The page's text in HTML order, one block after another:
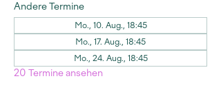
Andere Termine
Mo., 10. Aug., 18:45
Mo., 17. Aug., 18:45
Mo., 24. Aug., 18:45
20 Termine ansehen